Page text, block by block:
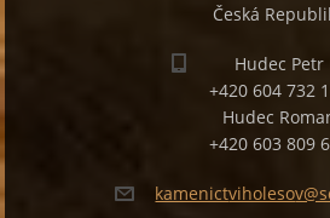
Česká
Hudec Petr
+420 604 732
Hudec
+420 603 809
kamenictviholeso